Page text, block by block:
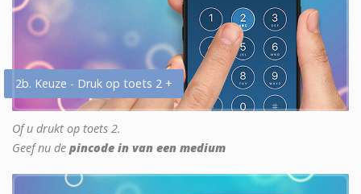
2b. Keuze - Druk op toets 2 +
Of u drukt op toets 2.
Geef nu de pincode in van een medium